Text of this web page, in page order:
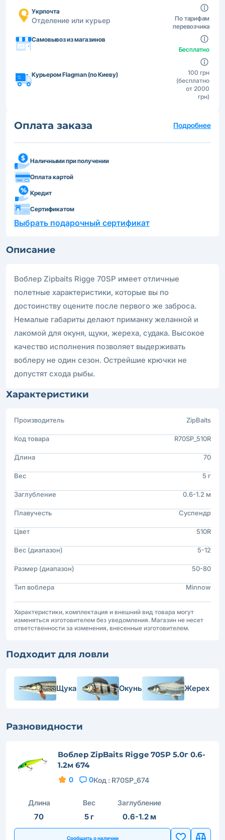
Укрпочта
Отделение или курьер
По тарифам
перевозчика
Самовывоз из магазинов
Бесплатно
Курьером Flagman (по Киеву)
100 грн
(бесплатно
от 2000
грн)
Оплата заказа Подробнее
Наличными при получении
Оплата картой
Кредит
Сертификатом
Выбрать подарочный сертификат
Описание
Воблер Zipbaits Rigge 70SP имеет отличные
полетные характеристики, которые вы по
достоинству оцените после первого же заброса.
Немалые габариты делают приманку желанной и
лакомой для окуня, щуки, жереха, судака. Высокое
качество исполнения позволяет выдерживать
воблеру не один сезон. Острейшие крючки не
допустят схода рыбы.
Характеристики
Производитель ZipBaits
Код товара R70SP_510R
Длина 70
Вес 5 г
Заглубление 0.6-1.2 м
Плавучесть Суспендр
Цвет 510R
Вес (диапазон) 5-12
Размер (диапазон) 50-80
Тип воблера Minnow
Характеристики, комплектация и внешний вид товара могут
изменяться изготовителем без уведомления. Магазин не несет
ответственности за изменения, внесенные изготовителем.
Подходит для ловли
Щука Окунь Жерех
Разновидности
Воблер ZipBaits Rigge 70SP 5.0г 0.6-
1.2м 674
0 0Код : R70SP_674
Длина
70
Вес
5 г
Заглубление
0.6-1.2 м
Сообщить о наличии